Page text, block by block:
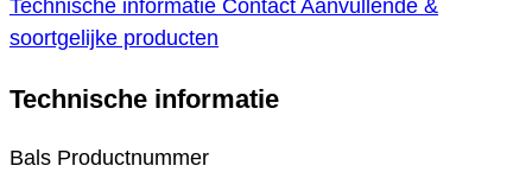
Technische informatie Contact Aanvullende &
soortgelijke producten
Technische informatie
Bals Productnummer